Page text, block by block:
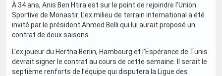
À 34 ans, Anis Ben Htira est sur le point de rejoindre l’Union
Sportive de Monastir. L’ex milieu de terrain international a été
invité par le président Ahmed Belli qui lui aurait proposé un
contrat de deux saisons.
L’ex joueur du Hertha Berlin, Hambourg et l’Espérance de Tunis
devrait signer le contrat au cours de cette semaine. Il serait le
septième renforts de l’équipe qui disputera la Ligue des